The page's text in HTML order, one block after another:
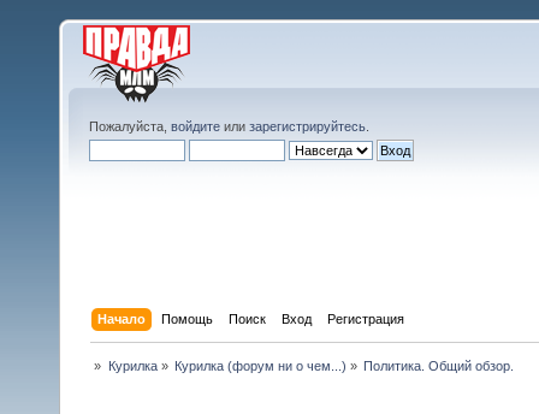
Пожалуйста, войдите или зарегистрируйтесь
Начало Помощь Поиск Вход Регистрация
» Курилка» Курилка (форум ни о чем...) » Политика. Общий обзор.